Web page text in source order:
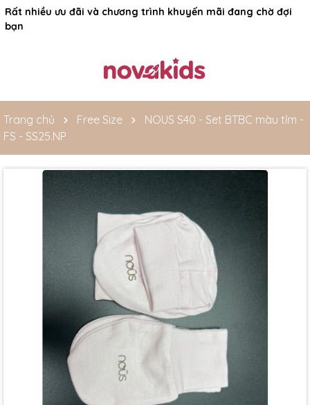
Rất nhiều ưu đãi và chương trình khuyến mãi đang chờ đợi
bạn
Trang chủ Free Size
NOUS S40 - Set BTBC màu tím -
FS - SS25.NP